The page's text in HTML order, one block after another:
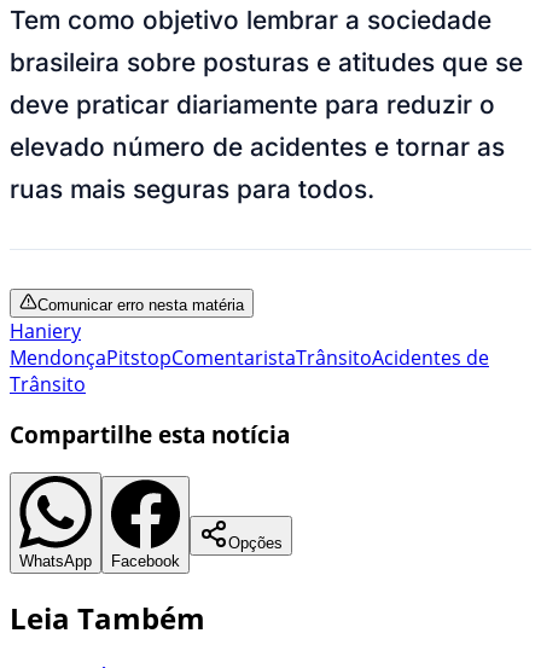
Tem como objetivo lembrar a sociedade
brasileira sobre posturas e atitudes que se
deve praticar diariamente para reduzir o
elevado número de acidentes e tornar as
ruas mais seguras para todos.
Comunicar erro nesta matéria
Haniery
MendonçaPitstopComentaristaTrânsitoAcidentes de
Trânsito
Compartilhe esta notícia
WhatsApp Facebook
Opções
Leia Também